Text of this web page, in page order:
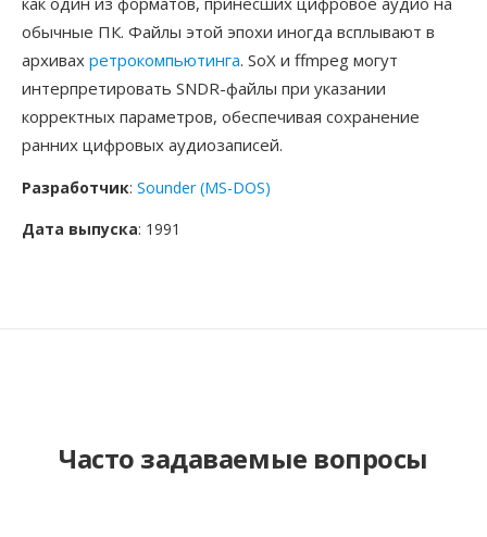
обычные ПК. Файлы этой эпохи иногда всплывают в
архивах ретрокомпьютинга. SoX и ffmpeg могут
интерпретировать SNDR-файлы при указании
корректных параметров, обеспечивая сохранение
ранних цифровых аудиозаписей.
Разработчик: Sounder (MS-DOS)
Дата выпуска: 1991
Часто задаваемые вопросы